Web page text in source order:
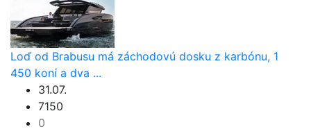
Loď od Brabusu má záchodovú dosku z karbónu, 1
450 koní a dva ...
31.07.
7150
0